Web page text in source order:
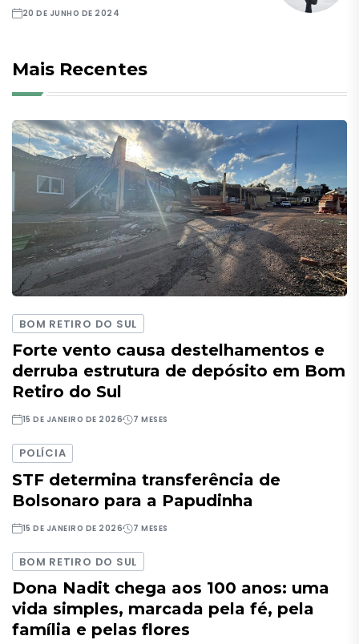
20 DE JUNHO DE 2024
Mais Recentes
BOM RETIRO DO SUL
Forte vento causa destelhamentos e
derruba estrutura de depósito em Bom
Retiro do Sul
15 DE JANEIRO DE 2026 7 MESES
POLÍCIA
STF determina transferência de
Bolsonaro para a Papudinha
15 DE JANEIRO DE 2026 7 MESES
BOM RETIRO DO SUL
Dona Nadit chega aos 100 anos: uma
vida simples, marcada pela fé, pela
família e pelas flores